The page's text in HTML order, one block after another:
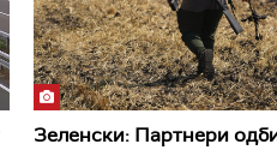
Зеленски: Партнери